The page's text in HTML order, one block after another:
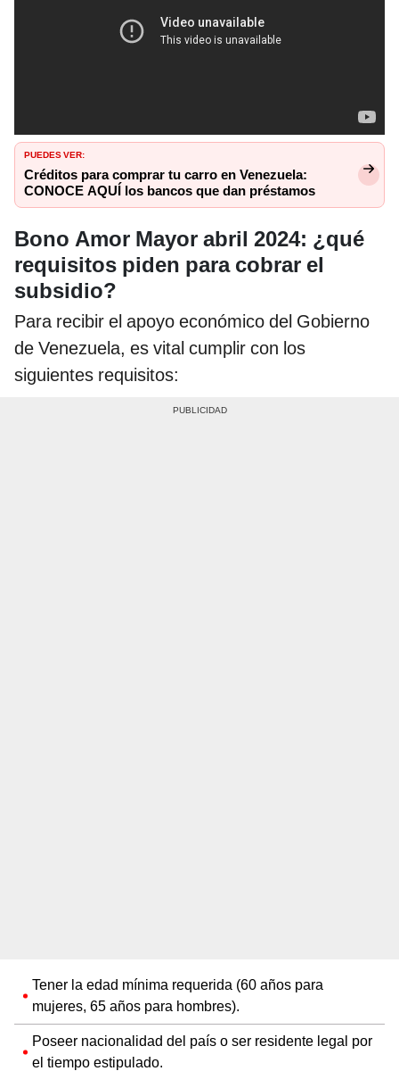
PUEDES VER:
Créditos para comprar tu carro en Venezuela:
CONOCE AQUÍ los bancos que dan préstamos
Bono Amor Mayor abril 2024: ¿qué
requisitos piden para cobrar el
subsidio?
Para recibir el apoyo económico del Gobierno
de Venezuela, es vital cumplir con los
siguientes requisitos:
Tener la edad mínima requerida (60 años para
mujeres, 65 años para hombres).
Poseer nacionalidad del país o ser residente legal por
el tiempo estipulado.